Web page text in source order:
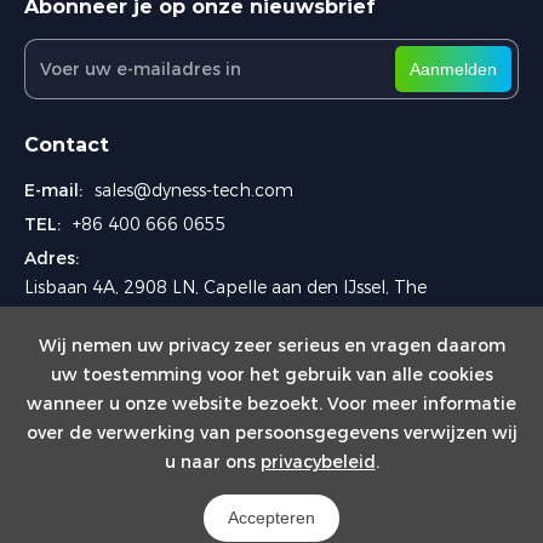
Wij nemen uw privacy zeer serieus en vragen daarom
uw toestemming voor het gebruik van alle cookies
wanneer u onze website bezoekt. Voor meer informatie
over de verwerking van persoonsgegevens verwijzen wij
u naar ons privacybeleid.
Accepteren
Abonneer je op onze nieuwsbrief
Aanmelden
Contact
E-mail: sales@dyness-tech.com
TEL: +86 400 666 0655
Adres:
Lisbaan 4A, 2908 LN, Capelle aan den IJssel, The
Copyright © 2024 Dyness Europe B.V.
Sitemap Privacybeleid